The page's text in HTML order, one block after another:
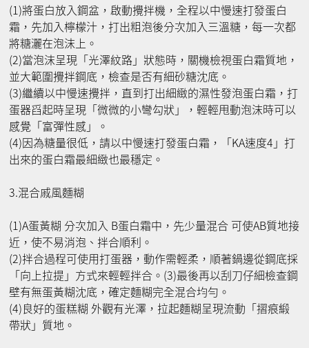
(1)將蛋白放入鋼盆，啟動攪拌機，全程以中慢速打發蛋白
霜，先加入檸檬汁，打出粗泡後分次加入三溫糖，每一次都
將糖灑在泡沫上。
(2)當泡沫呈現「光澤紋路」狀態時，關機檢視蛋白霜質地，
並大範圍攪拌鋼底，檢查是否有細砂糖沈底。
(3)繼續以中慢速攪拌，直到打出細緻的濕性發泡蛋白霜，打
蛋器舀起時呈現「微微的小彎勾狀」，輕輕甩動泡沫時可以
感覺「富彈性感」。
(4)因為糖量很低，請以中慢速打發蛋白霜，「KA速度4」打
出來的蛋白霜最細緻也最穩定。
3.混合戚風麵糊
(1)A蛋黃糊 分次加入 B蛋白霜中，先少量混合 可使AB質地接
近，使不易消泡、拌合順利。
(2)拌合過程可使用打蛋器，動作需輕柔，順著鍋邊從鋼底採
「向上拉提」方式來輕輕拌合。(3)最後再以刮刀仔細檢查鋼
壁有無蛋黃糊沈底，確定麵糊完全混合均勻。
(4)良好的蛋糕糊 外觀有光澤，拉起麵糊呈現流動「摺痕緞
帶狀」質地。